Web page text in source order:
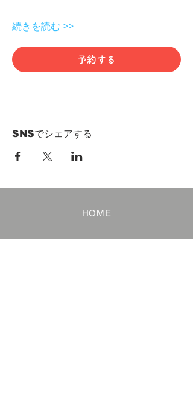
続きを読む >>
予約する
SNSでシェアする
HOME